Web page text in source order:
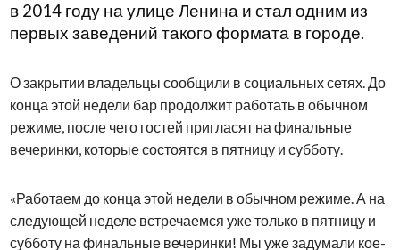
в 2014 году на улице Ленина и стал одним из
первых заведений такого формата в городе.
О закрытии владельцы сообщили в социальных сетях. До
конца этой недели бар продолжит работать в обычном
режиме, после чего гостей пригласят на финальные
вечеринки, которые состоятся в пятницу и субботу.
«Работаем до конца этой недели в обычном режиме. А на
следующей неделе встречаемся уже только в пятницу и
субботу на финальные вечеринки! Мы уже задумали кое-